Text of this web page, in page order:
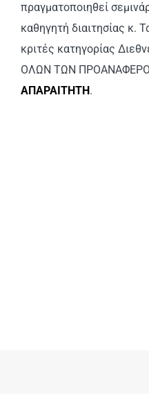
πραγματοποιηθεί
καθηγητή διαιτησίας κ.
κριτές κατηγορίας
ΟΛΩΝ ΤΩΝ
ΑΠΑΡΑΙΤΗΤΗ.